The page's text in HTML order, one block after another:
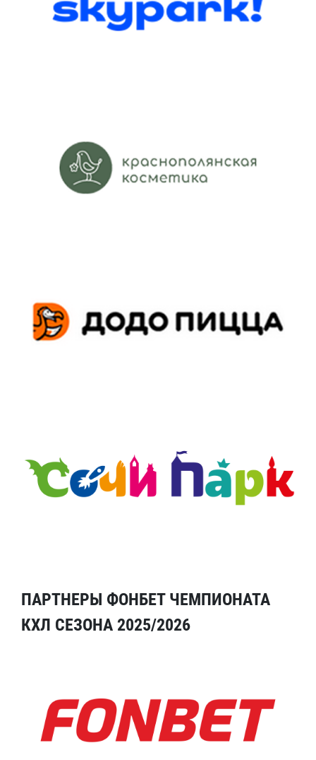
ПАРТНЕРЫ ФОНБЕТ ЧЕМПИОНАТА
КХЛ СЕЗОНА 2025/2026